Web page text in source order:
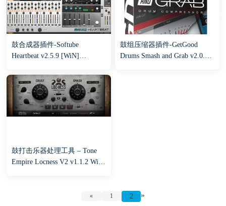
鼓合成器插件-Softube
Heartbeat v2.5.9 [WiN]
鼓组压缩器插件-GetGood
Drums Smash and Grab v2.0.0
鼓打击乐器处理工具 – Tone
Empire Locness V2 v1.1.2 Win
« 1 2 »